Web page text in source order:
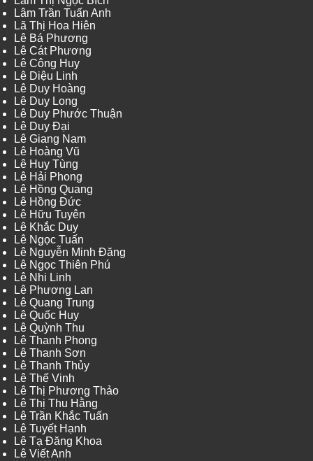
Lâm Trần Tuấn Anh
Lã Thị Hoa Hiên
Lê Bá Phương
Lê Cát Phương
Lê Công Huy
Lê Diệu Linh
Lê Duy Hoàng
Lê Duy Long
Lê Duy Phước Thuận
Lê Duy Đại
Lê Giang Nam
Lê Hoàng Vũ
Lê Huy Tùng
Lê Hải Phong
Lê Hồng Quang
Lê Hồng Đức
Lê Hữu Tuyên
Lê Khắc Duy
Lê Ngọc Tuấn
Lê Nguyễn Minh Đăng
Lê Ngọc Thiên Phú
Lê Nhi Linh
Lê Phương Lan
Lê Quang Trung
Lê Quốc Huy
Lê Quỳnh Thu
Lê Thanh Phong
Lê Thanh Sơn
Lê Thanh Thủy
Lê Thế Vinh
Lê Thị Phương Thảo
Lê Thị Thu Hằng
Lê Trần Khắc Tuấn
Lê Tuyết Hạnh
Lê Tạ Đăng Khoa
Lê Viết Anh